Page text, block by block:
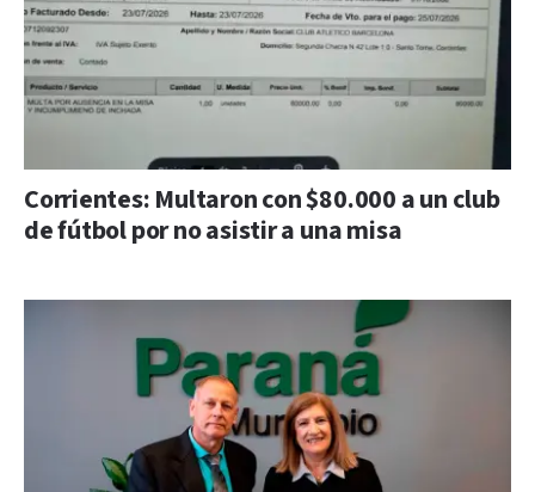
Corrientes: Multaron con $80.000 a un club
de fútbol por no asistir a una misa